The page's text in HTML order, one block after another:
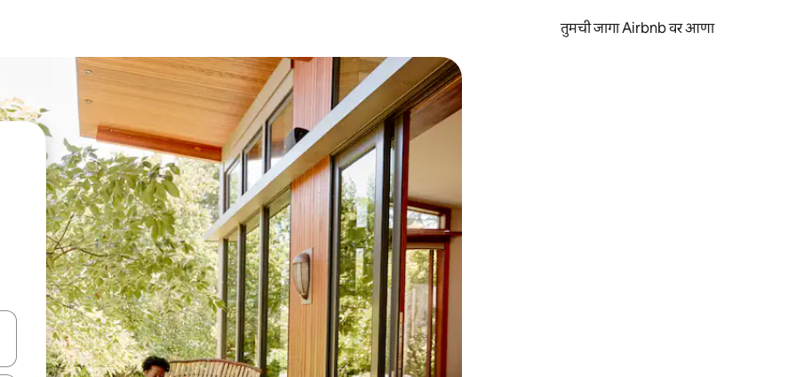
तुमची जागा Airbnb वर आणा
किजसह नेव्हिगेट करा किंवा स्पर्शाने स्वाइप जेश्चर्स वापरून एक्सप्लोर करा.